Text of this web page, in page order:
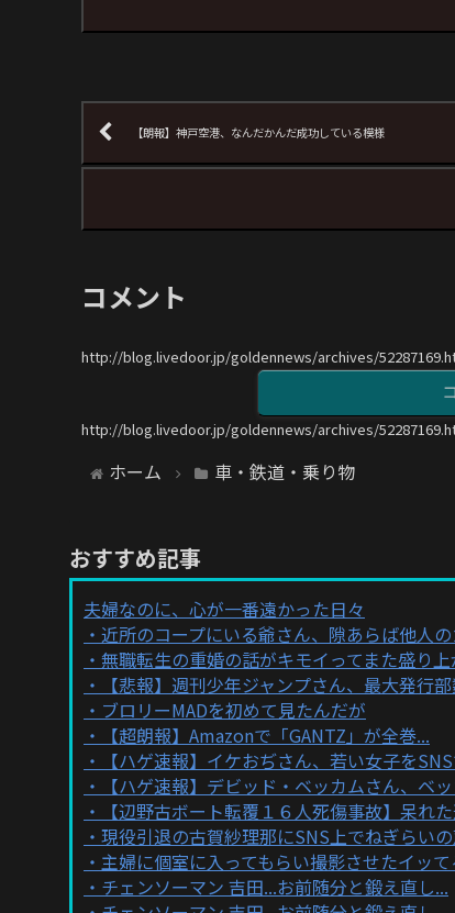
【朗報】神戸空港、なんだかんだ成功している模様
コメント
http://blog.livedoor.jp/goldennews/archives/
http://blog.livedoor.jp/goldennews/archives/
ホーム 車・鉄道・乗り物
おすすめ記事
夫婦なのに、心が一番遠かった日々
近所のコープにいる爺さん、隙あらば他人の
無職転生の重婚の話がキモイってまた盛り上
【悲報】週刊少年ジャンプさん、最大発行
ブロリーMADを初めて見たんだが
【超朗報】Amazonで「GANTZ」が全巻...
【ハゲ速報】イケおぢさん、若い女子を
【ハゲ速報】デビッド・ベッカムさん、ベ
【辺野古ボート転覆１６人死傷事故】呆れ
現役引退の古賀紗理那にSNS上でねぎらい
主婦に個室に入ってもらい撮影させたイッて
チェンソーマン 吉田...お前随分と鍛え直し...